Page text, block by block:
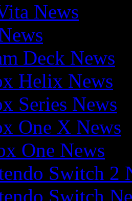
News
Deck News
Helix News
Series News
One X News
One News
Switch 2
Switch